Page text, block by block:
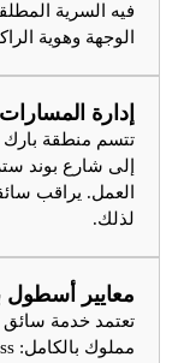
فيه السرية
الوجهة وهوية
إدارة
تتسم منطقة بارك
إلى شارع بوند
العمل. يراقب
لذلك.
معايير أسطول